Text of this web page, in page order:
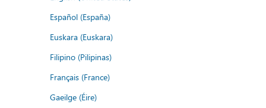
Español (España)
Euskara (Euskara)
Filipino (Pilipinas)
Français (France)
Gaeilge (Éire)